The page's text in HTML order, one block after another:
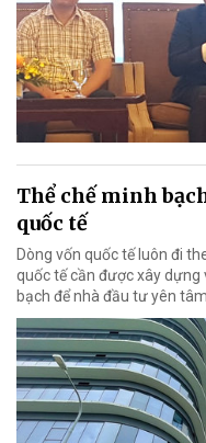
Thể chế minh
quốc tế
Dòng vốn quốc tế luôn đi
quốc tế cần được xây
bạch để nhà đầu tư yên